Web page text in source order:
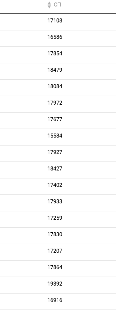
СП
17108
16586
17854
18479
18084
17972
17677
15584
17927
18427
17402
17933
17259
17830
17207
17864
19392
16916